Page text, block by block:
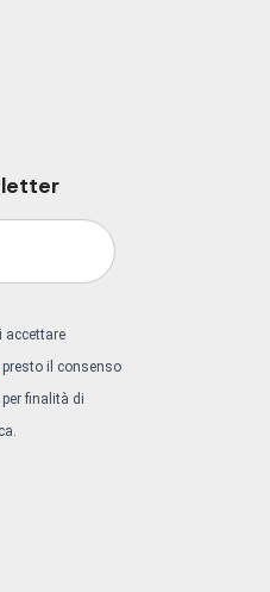
accettare
presto il consenso
finalità di